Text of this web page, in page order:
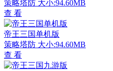
策略塔防 大小:94.60MB
查 看
帝王三国单机版
策略塔防 大小:94.60MB
查 看